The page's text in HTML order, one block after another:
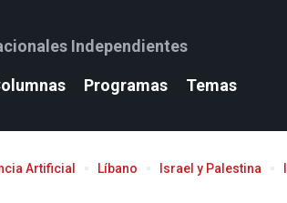
Independientes
Programas Temas
Artificial Líbano Israel y Palestina